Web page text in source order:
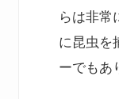
らは非常
に昆虫を
ーでもあ